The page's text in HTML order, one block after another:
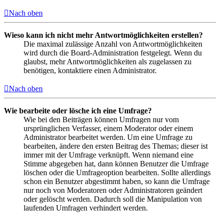
Nach oben
Wieso kann ich nicht mehr Antwortmöglichkeiten erstellen?
Die maximal zulässige Anzahl von Antwortmöglichkeiten
wird durch die Board-Administration festgelegt. Wenn du
glaubst, mehr Antwortmöglichkeiten als zugelassen zu
benötigen, kontaktiere einen Administrator.
Nach oben
Wie bearbeite oder lösche ich eine Umfrage?
Wie bei den Beiträgen können Umfragen nur vom
ursprünglichen Verfasser, einem Moderator oder einem
Administrator bearbeitet werden. Um eine Umfrage zu
bearbeiten, ändere den ersten Beitrag des Themas; dieser ist
immer mit der Umfrage verknüpft. Wenn niemand eine
Stimme abgegeben hat, dann können Benutzer die Umfrage
löschen oder die Umfrageoption bearbeiten. Sollte allerdings
schon ein Benutzer abgestimmt haben, so kann die Umfrage
nur noch von Moderatoren oder Administratoren geändert
oder gelöscht werden. Dadurch soll die Manipulation von
laufenden Umfragen verhindert werden.